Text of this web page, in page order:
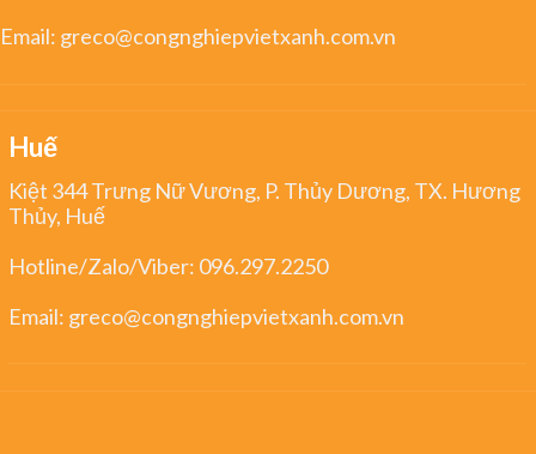
Email: greco@congnghiepvietxanh.com.vn
Huế
Kiệt 344 Trưng Nữ Vương, P. Thủy Dương, TX. Hương
Thủy, Huế
Hotline/Zalo/Viber: 096.297.2250
Email: greco@congnghiepvietxanh.com.vn